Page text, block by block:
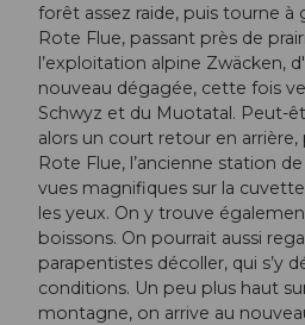
forêt assez raide, puis tourne à
Rote Flue, passant près de
l’exploitation alpine Zwäcken,
nouveau dégagée, cette fois
Schwyz et du Muotatal. Peut-
alors un court retour en arrière,
Rote Flue, l’ancienne station
vues magnifiques sur la
les yeux. On y trouve
boissons. On pourrait aussi
parapentistes décoller, qui s’y
conditions. Un peu plus haut
montagne, on arrive au